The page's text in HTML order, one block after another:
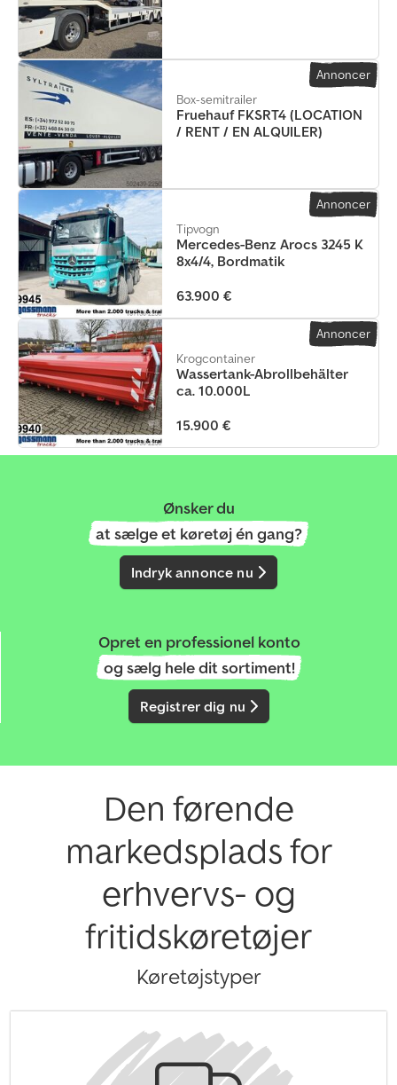
Box-semitrailer
Fruehauf FKSRT4 (LOCATION
/ RENT / EN ALQUILER)
Annoncer
Tipvogn
Mercedes-Benz Arocs 3245 K
8x4/4, Bordmatik
63.900 €
Annoncer
Krogcontainer
Wassertank-Abrollbehälter
ca. 10.000L
15.900 €
Annoncer
Ønsker du
at sælge et køretøj én gang?
Indryk annonce nu
Opret en professionel konto
og sælg hele dit sortiment!
Registrer dig nu
Den førende
markedsplads for
erhvervs- og
fritidskøretøjer
Køretøjstyper